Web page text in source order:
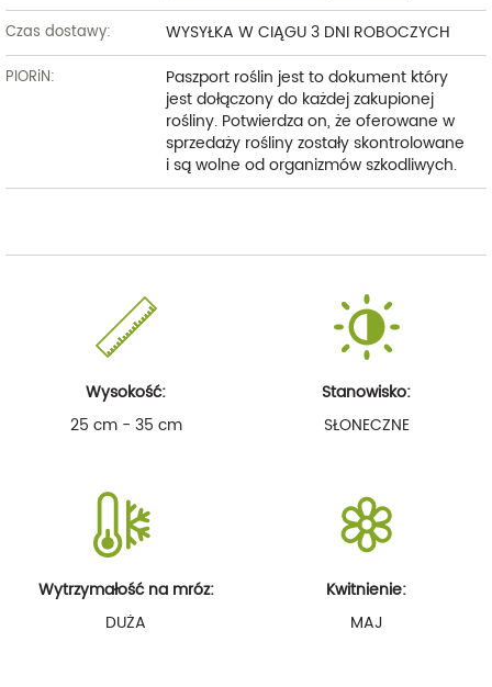
Czas dostawy: WYSYŁKA W CIĄGU 3 DNI ROBOCZYCH
PIORiN:
Paszport roślin jest to dokument który
jest dołączony do każdej zakupionej
rośliny. Potwierdza on, że oferowane w
sprzedaży rośliny zostały skontrolowane
i są wolne od organizmów szkodliwych.
Wysokość:
25 cm - 35 cm
Stanowisko:
SŁONECZNE
Wytrzymałość na mróz:
DUŻA
Kwitnienie:
MAJ